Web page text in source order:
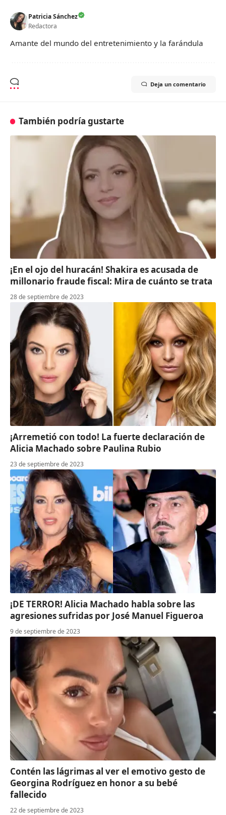
Patricia Sánchez
Redactora
Amante del mundo del entretenimiento y la farándula
Deja un comentario
También podría gustarte
¡En el ojo del huracán! Shakira es acusada de
millonario fraude fiscal: Mira de cuánto se trata
28 de septiembre de 2023
¡Arremetió con todo! La fuerte declaración de
Alicia Machado sobre Paulina Rubio
23 de septiembre de 2023
¡DE TERROR! Alicia Machado habla sobre las
agresiones sufridas por José Manuel Figueroa
9 de septiembre de 2023
Contén las lágrimas al ver el emotivo gesto de
Georgina Rodríguez en honor a su bebé
fallecido
22 de septiembre de 2023